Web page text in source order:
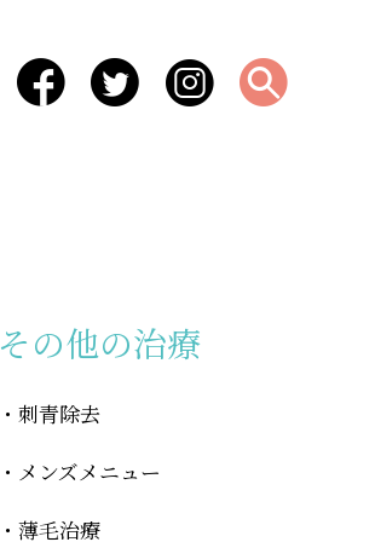
その他の治療
刺青除去
メンズメニュー
薄毛治療